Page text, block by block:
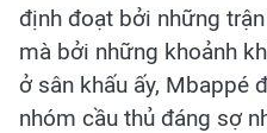
định đoạt bởi những
mà bởi những khoảnh
ở sân khấu ấy, Mbappé
nhóm cầu thủ đáng sợ